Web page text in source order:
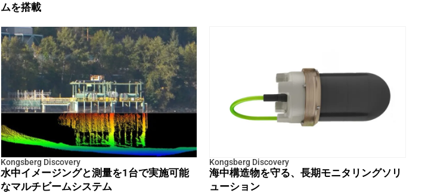
ムを搭載
Kongsberg Discovery
水中イメージングと測量を1台で実施可能
なマルチビームシステム
Kongsberg Discovery
海中構造物を守る、長期モニタリングソリ
ューション